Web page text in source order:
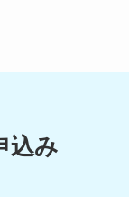
込み